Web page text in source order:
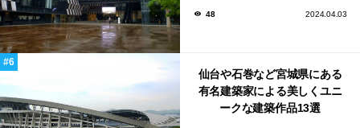
48 2024.04.03
仙台や石巻など宮城県にある
有名建築家による美しくユニ
ークな建築作品13選